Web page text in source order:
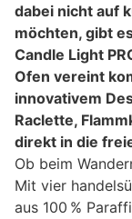
dabei nicht auf
möchten, gibt
Candle Light
Ofen vereint
innovativem
Raclette,
direkt in die
Ob beim
Mit vier
aus 100 %